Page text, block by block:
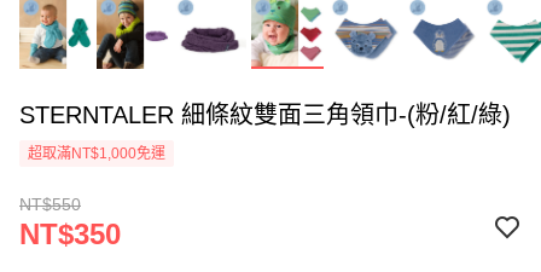
STERNTALER 細條紋雙面三角領巾-(粉/紅/綠)
超取滿NT$1,000免運
NT$550
NT$350